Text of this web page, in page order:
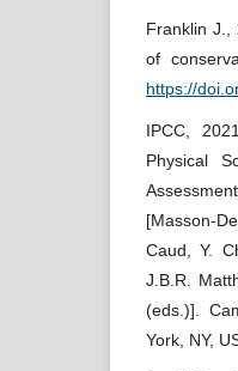
Franklin J.,
of
https://
IPCC,
Physical
[Masson-
Caud, Y.
J.B.R.
(eds.)].
York, NY,